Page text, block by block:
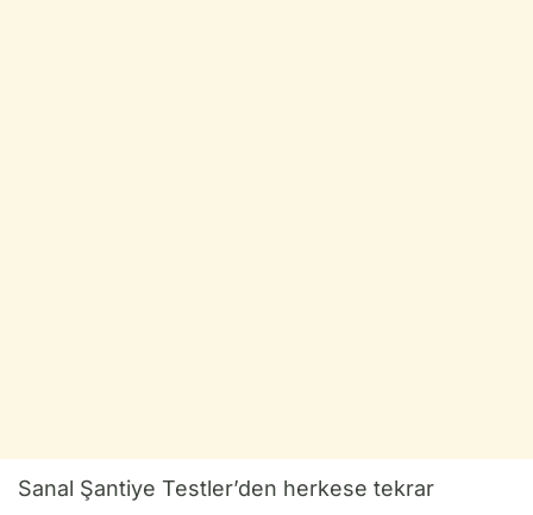
Sanal Şantiye Testler’den herkese tekrar